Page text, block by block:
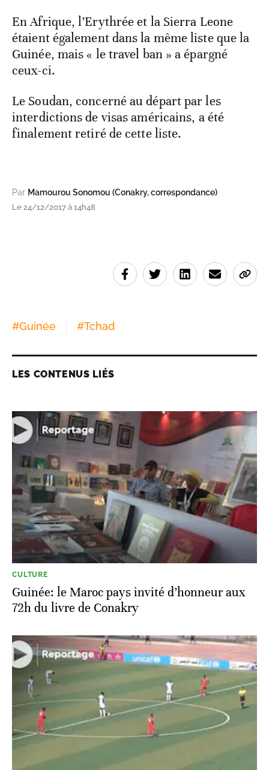
En Afrique, l’Erythrée et la Sierra Leone
étaient également dans la même liste que la
Guinée, mais « le travel ban » a épargné
ceux-ci.
Le Soudan, concerné au départ par les
interdictions de visas américains, a été
finalement retiré de cette liste.
Par Mamourou Sonomou (Conakry, correspondance)
Le 24/12/2017 à 14h48
#Guinée #Tchad
LES CONTENUS LIÉS
CULTURE
Guinée: le Maroc pays invité d’honneur aux
72h du livre de Conakry